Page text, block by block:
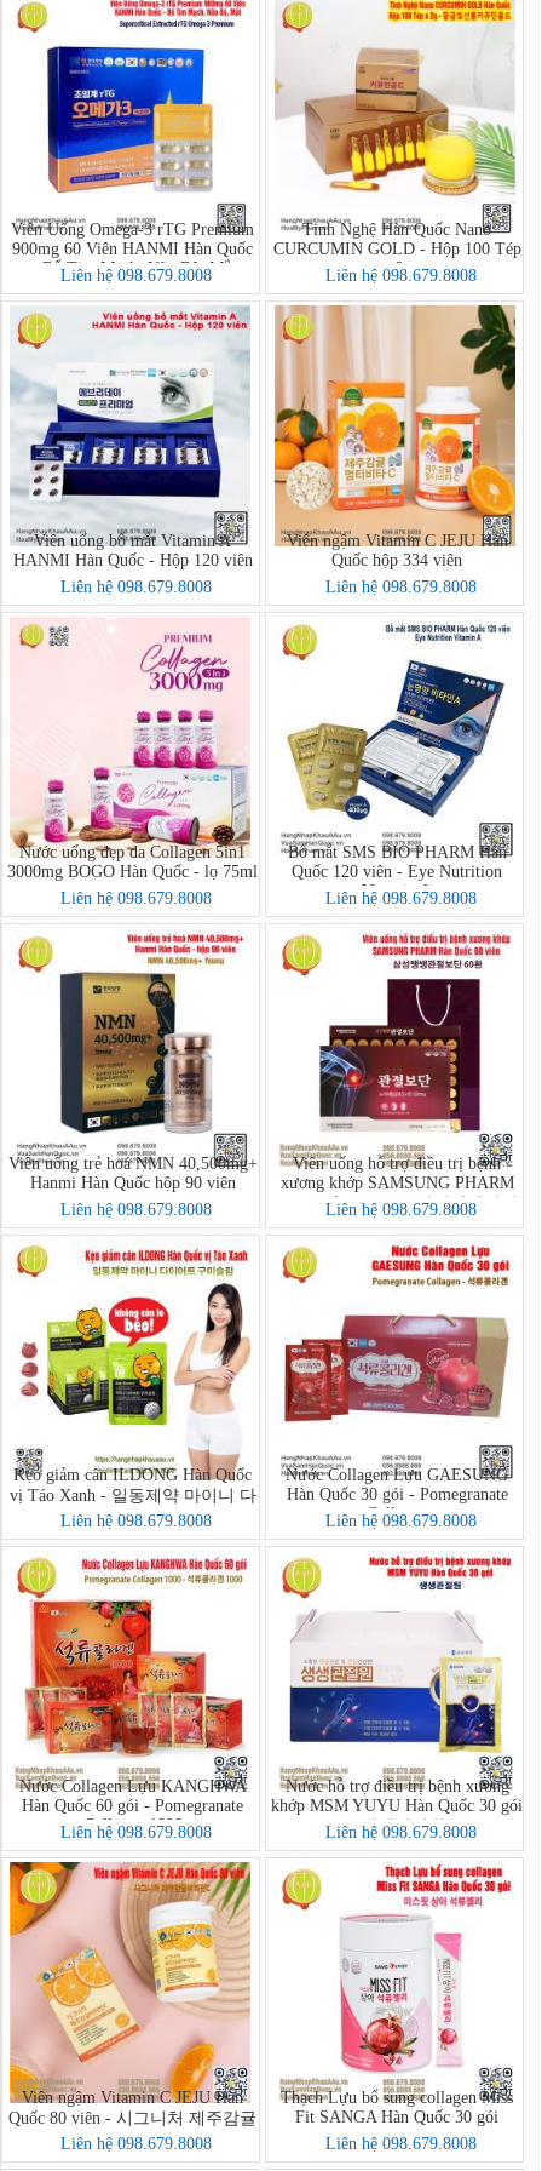
Viên Uống Omega-3 rTG Premium
900mg 60 Viên HANMI Hàn Quốc
– Bổ Tim Mạch, Não Bộ, Mắt
Liên hệ 098.679.8008
Tinh Nghệ Hàn Quốc Nano
CURCUMIN GOLD - Hộp 100 Tép
x 2g
Liên hệ 098.679.8008
Viên uống bổ mắt Vitamin A
HANMI Hàn Quốc - Hộp 120 viên
Liên hệ 098.679.8008
Viên ngậm Vitamin C JEJU Hàn
Quốc hộp 334 viên
Liên hệ 098.679.8008
Nước uống đẹp da Collagen 5in1
3000mg BOGO Hàn Quốc - lọ 75ml
Liên hệ 098.679.8008
Bổ mắt SMS BIO PHARM Hàn
Quốc 120 viên - Eye Nutrition
Vitamin A
Liên hệ 098.679.8008
Viên uống trẻ hoá NMN 40,500mg+
Hanmi Hàn Quốc hộp 90 viên
Liên hệ 098.679.8008
Viên uống hỗ trợ điều trị bệnh
xương khớp SAMSUNG PHARM
Hàn Quốc 60 viên - 삼성쌩쌩관절
보단 60환
Liên hệ 098.679.8008
Kẹo giảm cân ILDONG Hàn Quốc
vị Táo Xanh - 일동제약 마이니 다
이어트 구미슬림
Liên hệ 098.679.8008
Nước Collagen Lựu GAESUNG
Hàn Quốc 30 gói - Pomegranate
Collagen
Liên hệ 098.679.8008
Nước Collagen Lựu KANGHWA
Hàn Quốc 60 gói - Pomegranate
Collagen 1000
Liên hệ 098.679.8008
Nước hỗ trợ điều trị bệnh xương
khớp MSM YUYU Hàn Quốc 30 gói
- 생생관절원
Liên hệ 098.679.8008
Viên ngậm Vitamin C JEJU Hàn
Quốc 80 viên - 시그니처 제주감귤
비타민C
Liên hệ 098.679.8008
Thạch Lựu bổ sung collagen Miss
Fit SANGA Hàn Quốc 30 gói
Liên hệ 098.679.8008